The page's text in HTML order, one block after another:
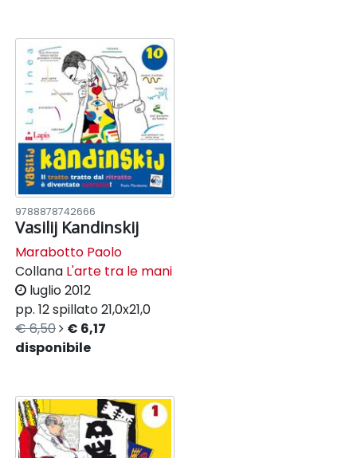
9788878742666
Vasilij Kandinskij
Marabotto Paolo
Collana L'arte tra le mani
luglio 2012
pp. 12spillato21,0x21,0
€ 6,50
€ 6,17
disponibile